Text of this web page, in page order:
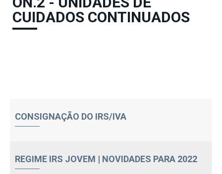
CUIDADOS CONTINUADOS
CONSIGNAÇÃO DO IRS/IVA
REGIME IRS JOVEM | NOVIDADES PARA 2022